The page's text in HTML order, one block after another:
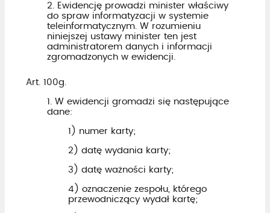
2. Ewidencję prowadzi minister właściwy
do spraw informatyzacji w systemie
teleinformatycznym. W rozumieniu
niniejszej ustawy minister ten jest
administratorem danych i informacji
zgromadzonych w ewidencji.
Art. 100g.
1. W ewidencji gromadzi się następujące
dane:
1) numer karty;
2) datę wydania karty;
3) datę ważności karty;
4) oznaczenie zespołu, którego
przewodniczący wydał kartę;